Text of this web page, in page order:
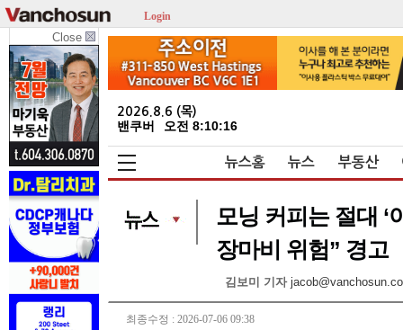
Login
Close
2026.8.6 (목)
밴쿠버 오전 8:10:16
뉴스홈 뉴스 부동산
모닝 커피는 절대 ‘
장마비 위험” 경고
김보미 기자
최종수정 : 2026-07-06 09:38